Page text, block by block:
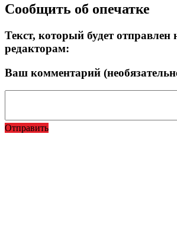
Сообщить об опечатке
Текст, который будет
редакторам:
Ваш комментарий
Отправить